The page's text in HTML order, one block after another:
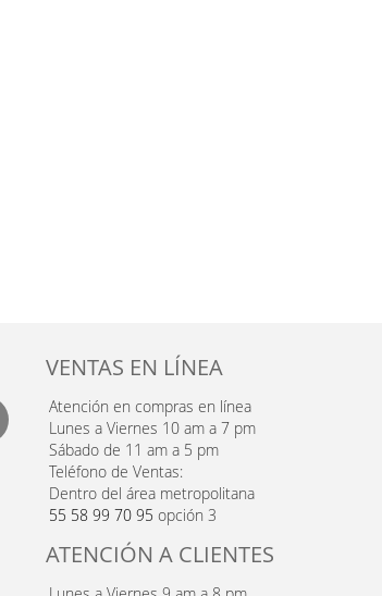
VENTAS EN LÍNEA
Atención en compras en línea
Lunes a Viernes 10 am a 7 pm
Sábado de 11 am a 5 pm
Teléfono de Ventas:
Dentro del área metropolitana
55 58 99 70 95 opción 3
ATENCIÓN A CLIENTES